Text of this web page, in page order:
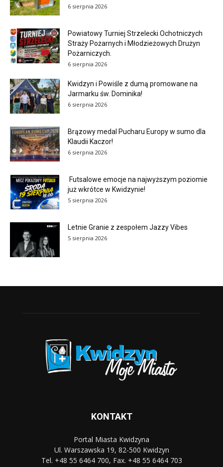
6 sierpnia 2026
Powiatowy Turniej Strzelecki Ochotniczych
Straży Pożarnych i Młodzieżowych Drużyn
Pożarniczych.
6 sierpnia 2026
Kwidzyn i Powiśle z dumą promowane na
Jarmarku św. Dominika!
6 sierpnia 2026
Brązowy medal Pucharu Europy w sumo dla
Klaudii Kaczor!
6 sierpnia 2026
Futsalowe emocje na najwyższym poziomie
już wkrótce w Kwidzynie!
5 sierpnia 2026
Letnie Granie z zespołem Jazzy Vibes
5 sierpnia 2026
KONTAKT
Portal Miasta Kwidzyna
Ul. Warszawska 19, 82-500 Kwidzyn
Tel. +48 55 6464 700, Fax. +48 55 6464 703